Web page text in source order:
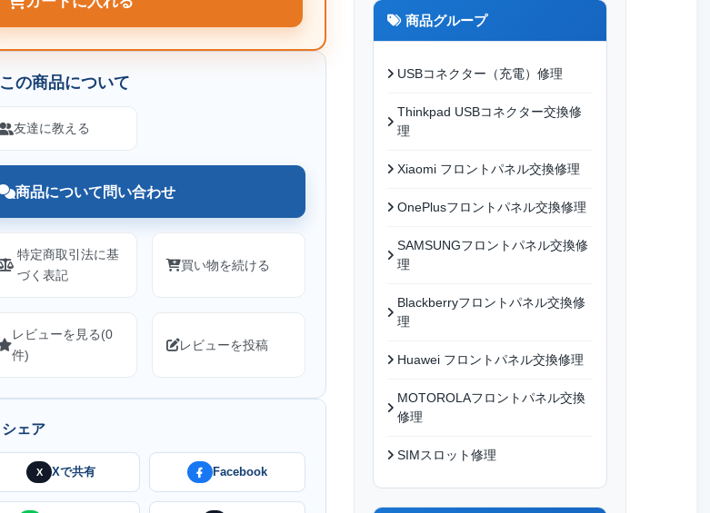
この商品について
友達に教える
商品について問い合わせ
特定商取引法に基
づく表記
買い物を続ける
レビューを見る(0
件)
レビューを投稿
シェア
X Xで共有 Facebook
商品グループ
USBコネクター（充電）修理
Thinkpad USBコネクター交換修
理
Xiaomi フロントパネル交換修理
OnePlusフロントパネル交換修理
SAMSUNGフロントパネル交換修
理
Blackberryフロントパネル交換修
理
Huawei フロントパネル交換修理
MOTOROLAフロントパネル交換
修理
SIMスロット修理